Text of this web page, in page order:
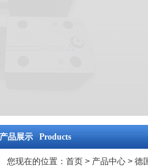
产品展示 Products
您现在的位置： 首页 > 产品中心 > 德